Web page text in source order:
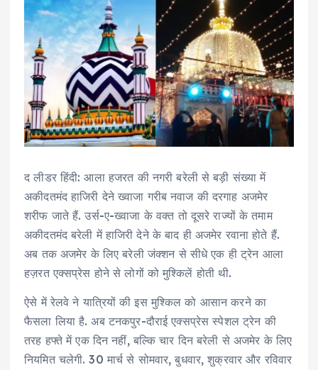
द लीडर हिंदी: आला हजरत की नगरी बरेली से बड़ी संख्या में
अकीदतमंद हाजिरी देने ख्वाजा गरीब नवाज की दरगाह अजमेर
शरीफ जाते हैं. उर्स-ए-ख्वाजा के वक्त तो दूसरे राज्यों के तमाम
अकीदतमंद बरेली में हाजिरी देने के बाद ही अजमेर रवाना होते हैं.
अब तक अजमेर के लिए बरेली जंक्शन से सीधे एक ही ट्रेन आला
हज़रत एक्सप्रेस होने से लोगों को मुश्किलें होती थी.
ऐसे में रेलवे ने यात्रियों की इस मुश्किल को आसान करने का
फैसला लिया है. अब टनकपुर-दौराई एक्सप्रेस स्पेशल ट्रेन की
तरह हफ्ते में एक दिन नहीं, बल्कि चार दिन बरेली से अजमेर के लिए
नियमित चलेगी. 30 मार्च से सोमवार, बुधवार, शुक्रवार और रविवार